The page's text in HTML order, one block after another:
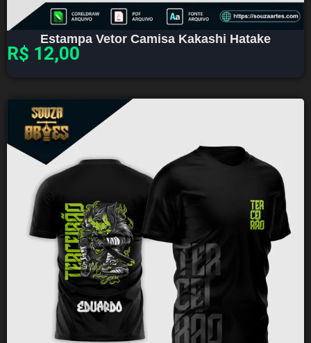
Estampa Vetor Camisa Kakashi Hatake
R$ 12,00